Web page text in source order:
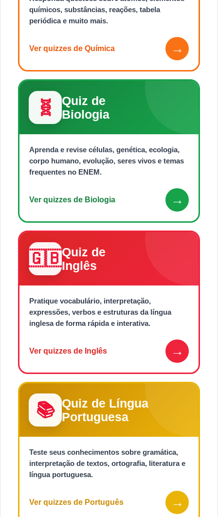
químicos, substâncias, reações, tabela
periódica e muito mais.
Ver quizzes de Química →
🧬
Quiz de
Biologia
Aprenda e revise células, genética, ecologia,
corpo humano, evolução, seres vivos e temas
frequentes no ENEM.
Ver quizzes de Biologia →
🇬🇧Quiz de
Inglês
Pratique vocabulário, interpretação,
expressões, verbos e estruturas da língua
inglesa de forma rápida e interativa.
Ver quizzes de Inglês →
📚 Quiz de Língua
Portuguesa
Teste seus conhecimentos sobre gramática,
interpretação de textos, ortografia, literatura e
língua portuguesa.
Ver quizzes de Português →